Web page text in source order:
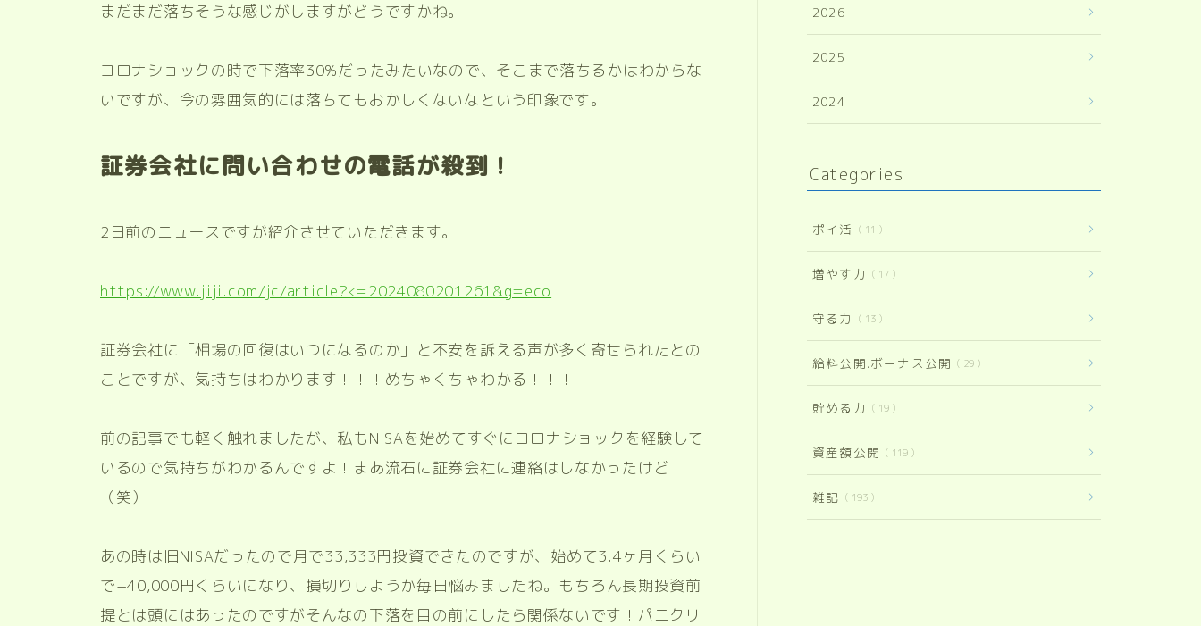
まだまだ落ちそうな感じがしますがどうですかね。
コロナショックの時で下落率30%だったみたいなので、そこまで落ちるかはわからな
いですが、今の雰囲気的には落ちてもおかしくないなという印象です。
証券会社に問い合わせの電話が殺到！
2日前のニュースですが紹介させていただきます。
https://www.jiji.com/jc/article?k=2024080201261&g=eco
証券会社に「相場の回復はいつになるのか」と不安を訴える声が多く寄せられたとの
ことですが、気持ちはわかります！！！めちゃくちゃわかる！！！
前の記事でも軽く触れましたが、私もNISAを始めてすぐにコロナショックを経験して
いるので気持ちがわかるんですよ！まあ流石に証券会社に連絡はしなかったけど
（笑）
あの時は旧NISAだったので月で33,333円投資できたのですが、始めて3.4ヶ月くらい
で−40,000円くらいになり、損切りしようか毎日悩みましたね。もちろん長期投資前
提とは頭にはあったのですがそんなの下落を目の前にしたら関係ないです！パニクリ
2026
2025
2024
Categories
ポイ活 11
増やす力 17
守る力 13
給料公開.ボーナス公開 29
貯める力 19
資産額公開 119
雑記 193